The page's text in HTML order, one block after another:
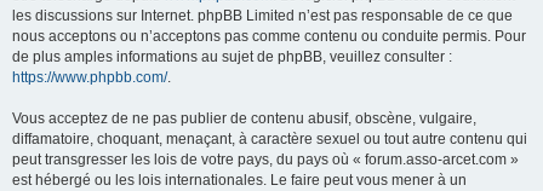
les discussions sur Internet. phpBB Limited n’est pas responsable de ce que
nous acceptons ou n’acceptons pas comme contenu ou conduite permis. Pour
de plus amples informations au sujet de phpBB, veuillez consulter :
https://www.phpbb.com/.
Vous acceptez de ne pas publier de contenu abusif, obscène, vulgaire,
diffamatoire, choquant, menaçant, à caractère sexuel ou tout autre contenu qui
peut transgresser les lois de votre pays, du pays où « forum.asso-arcet.com »
est hébergé ou les lois internationales. Le faire peut vous mener à un